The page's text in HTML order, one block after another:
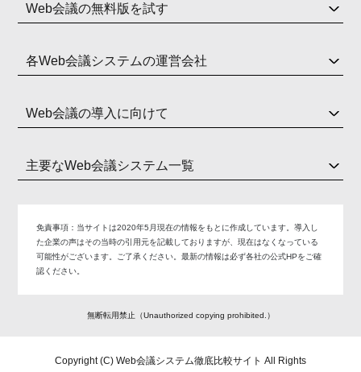
Web会議の無料版を試す
各Web会議システムの運営会社
Web会議の導入に向けて
主要なWeb会議システム一覧
免責事項： 当サイトは2020年5月現在の情報をもとに作成しています。導入し
た企業の声はその当時の引用元を記載しておりますが、現在はなくなっている
可能性がございます。ご了承ください。最新の情報は必ず各社の公式HPをご確
認ください。
無断転用禁止（Unauthorized copying prohibited.）
Copyright (C) Web会議システム徹底比較サイト All Rights